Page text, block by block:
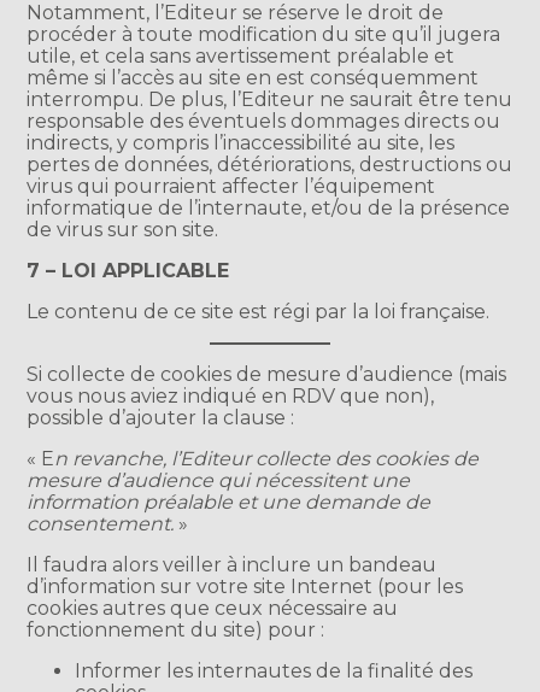
Notamment, l’Editeur se réserve le droit de
procéder à toute modification du site qu’il jugera
utile, et cela sans avertissement préalable et
même si l’accès au site en est conséquemment
interrompu. De plus, l’Editeur ne saurait être tenu
responsable des éventuels dommages directs ou
indirects, y compris l’inaccessibilité au site, les
pertes de données, détériorations, destructions ou
virus qui pourraient affecter l’équipement
informatique de l’internaute, et/ou de la présence
de virus sur son site.
7 – LOI APPLICABLE
Le contenu de ce site est régi par la loi française.
Si collecte de cookies de mesure d’audience (mais
vous nous aviez indiqué en RDV que non),
possible d’ajouter la clause :
« En revanche, l’Editeur collecte des cookies de
mesure d’audience qui nécessitent une
information préalable et une demande de
consentement. »
Il faudra alors veiller à inclure un bandeau
d’information sur votre site Internet (pour les
cookies autres que ceux nécessaire au
fonctionnement du site) pour :
Informer les internautes de la finalité des